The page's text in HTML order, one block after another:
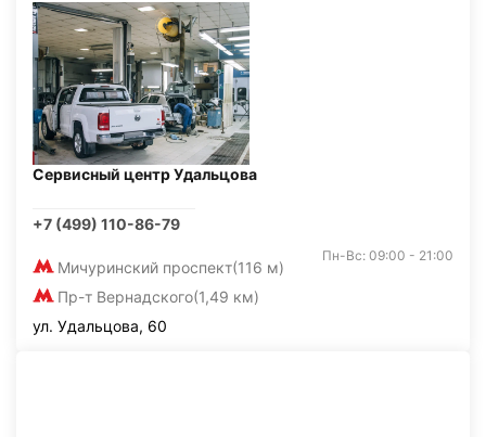
Сервисный центр Удальцова
+7 (499) 110-86-79
Мичуринский проспект(116 м)
Пр-т Вернадского(1,49 км)
Пн-Вс: 09:00 - 21:00
ул. Удальцова, 60